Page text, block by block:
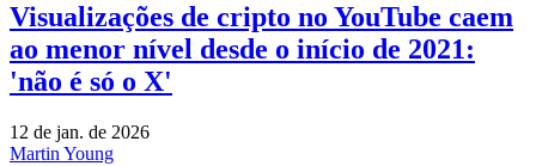
Visualizações de cripto no YouTube caem
ao menor nível desde o início de 2021:
'não é só o X'
12 de jan. de 2026
Martin Young